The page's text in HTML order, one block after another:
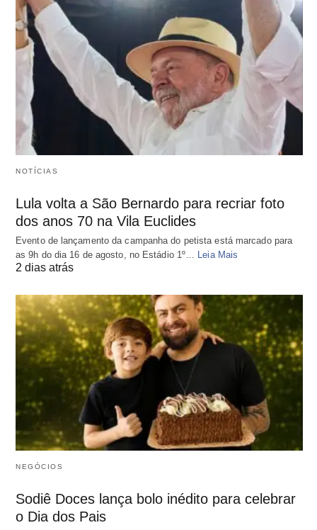
NOTÍCIAS
Lula volta a São Bernardo para recriar foto
dos anos 70 na Vila Euclides
Evento de lançamento da campanha do petista está marcado para
as 9h do dia 16 de agosto, no Estádio 1º…
Leia Mais
2 dias atrás
NEGÓCIOS
Sodiê Doces lança bolo inédito para celebrar
o Dia dos Pais